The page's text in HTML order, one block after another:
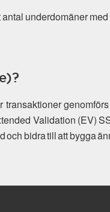
underdomäner
Validation (EV)
bidra till att bygga